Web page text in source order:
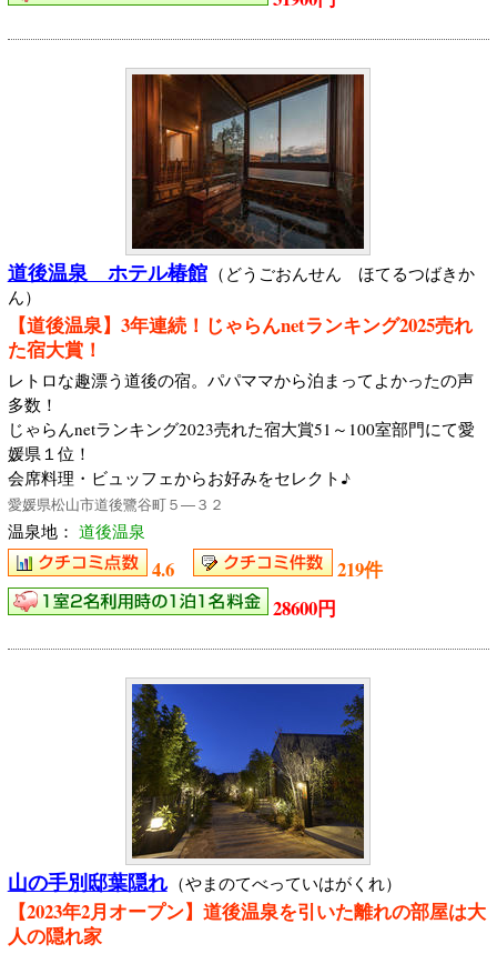
道後温泉 ホテル椿館 （どうごおんせん ほてるつばきか
ん）
【道後温泉】3年連続！じゃらんnetランキング2025売れ
た宿大賞！
レトロな趣漂う道後の宿。パパママから泊まってよかったの声
多数！
じゃらんnetランキング2023売れた宿大賞51～100室部門にて愛
媛県１位！
会席料理・ビュッフェからお好みをセレクト♪
愛媛県松山市道後鷺谷町５―３２
温泉地： 道後温泉
4.6
219件
28600円
山の手別邸葉隠れ（やまのてべっていはがくれ）
【2023年2月オープン】道後温泉を引いた離れの部屋は大
人の隠れ家